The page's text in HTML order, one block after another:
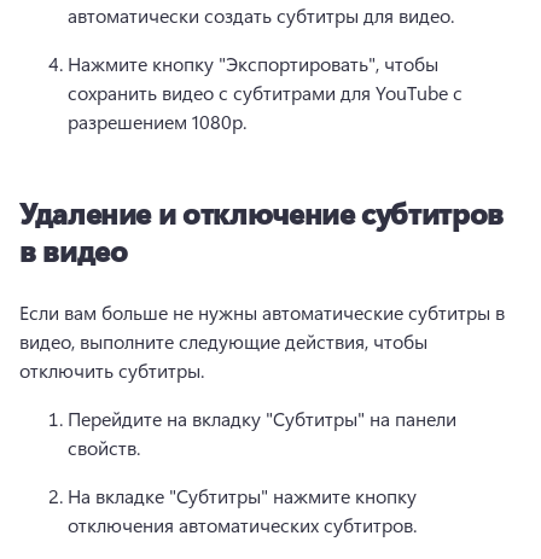
автоматически создать субтитры для видео.
Нажмите кнопку "Экспортировать", чтобы
сохранить видео с субтитрами для YouTube с
разрешением 1080p.
Удаление и отключение субтитров
в видео
Если вам больше не нужны автоматические субтитры в
видео, выполните следующие действия, чтобы
отключить субтитры.
Перейдите на вкладку "Субтитры" на панели
свойств.
На вкладке "Субтитры" нажмите кнопку
отключения автоматических субтитров.